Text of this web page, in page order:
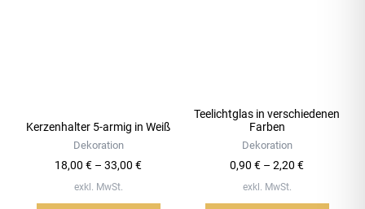
Kerzenhalter 5-armig in Weiß
Dekoration
18,00 € – 33,00 €
exkl. MwSt.
auf
der
Produktseite
gewählt
werden
Teelichtglas in verschiedenen
Farben
Dekoration
0,90 € – 2,20 €
exkl. MwSt.
auf
der
Produktseite
gewählt
werden